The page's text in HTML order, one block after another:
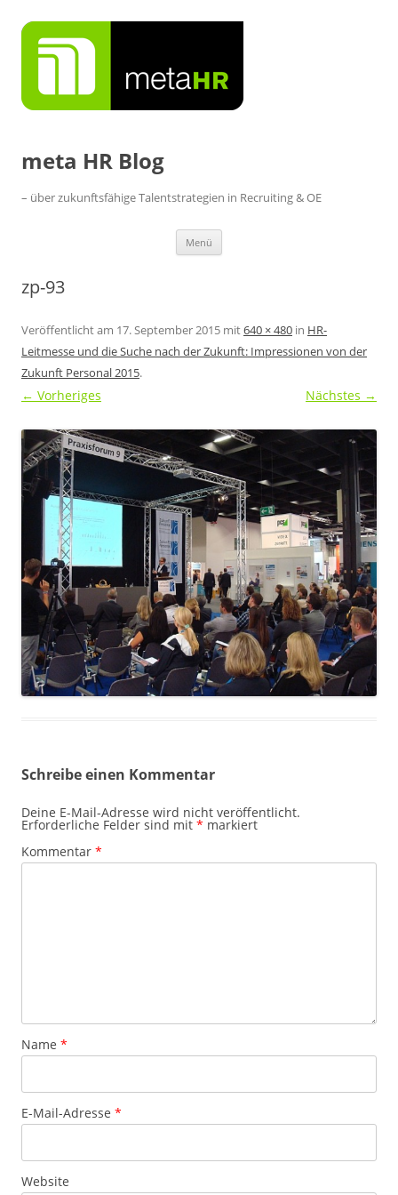
Inhalt
springen
meta HR Blog
– über zukunftsfähige Talentstrategien in Recruiting & OE
Menü
zp-93
Veröffentlicht am 17. September 2015 mit640 × 480 in HR-
Leitmesse und die Suche nach der Zukunft: Impressionen von der
Zukunft Personal 2015.
← Vorheriges Nächstes →
Schreibe einen Kommentar
Deine E-Mail-Adresse wird nicht veröffentlicht.
Erforderliche Felder sind mit * markiert
Kommentar *
Name *
E-Mail-Adresse *
Website